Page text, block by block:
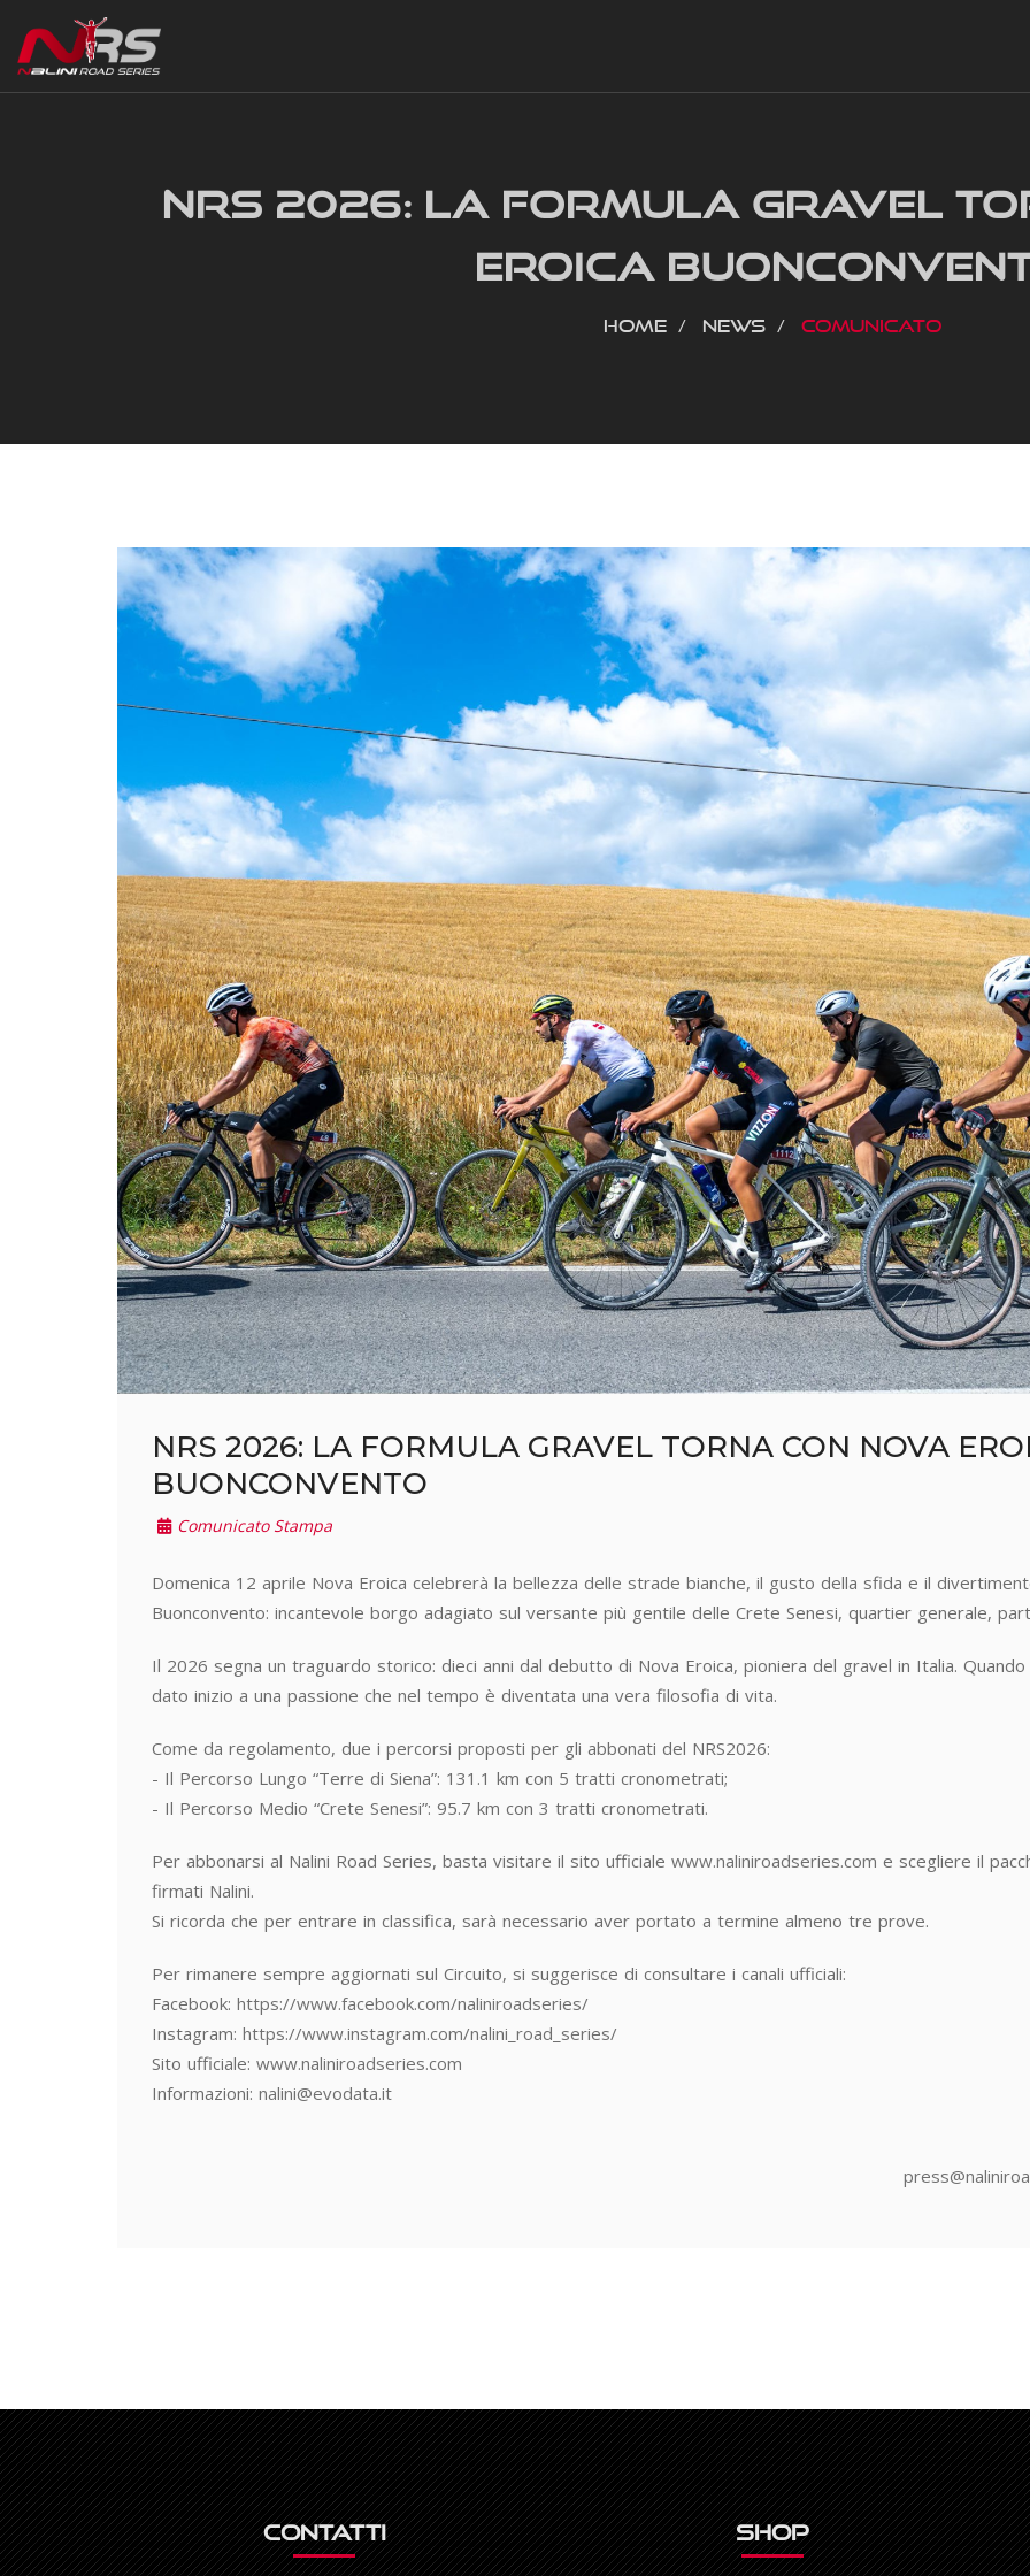
NRS 2026: LA FORMULA GRAVEL
EROICA
Home News Comunicato
NRS 2026: LA FORMULA GRAVEL TORNA CON NOVA
BUONCONVENTO
Comunicato Stampa
Domenica 12 aprile Nova Eroica celebrerà la bellezza delle strade bianche, il gusto della sfida e il
Buonconvento: incantevole borgo adagiato sul versante più gentile delle Crete Senesi, quartier generale,
Il 2026 segna un traguardo storico: dieci anni dal debutto di Nova Eroica, pioniera del gravel in Italia.
dato inizio a una passione che nel tempo è diventata una vera filosofia di vita.
Come da regolamento, due i percorsi proposti per gli abbonati del NRS2026:
- Il Percorso Lungo “Terre di Siena”: 131.1 km con 5 tratti cronometrati;
- Il Percorso Medio “Crete Senesi”: 95.7 km con 3 tratti cronometrati.
Per abbonarsi al Nalini Road Series, basta visitare il sito ufficiale www.naliniroadseries.com e scegliere il
firmati Nalini.
Si ricorda che per entrare in classifica, sarà necessario aver portato a termine almeno tre prove.
Per rimanere sempre aggiornati sul Circuito, si suggerisce di consultare i canali ufficiali:
Facebook: https://www.facebook.com/naliniroadseries/
Instagram: https://www.instagram.com/nalini_road_series/
Sito ufficiale: www.naliniroadseries.com
Informazioni: nalini@evodata.it
Contatti Shop